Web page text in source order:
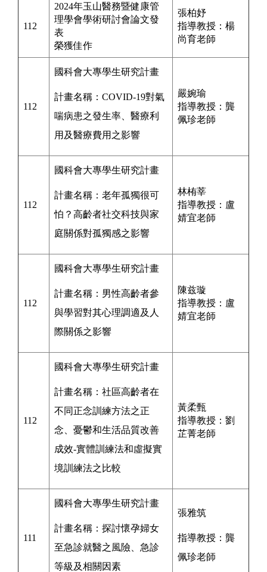
112
2024年玉山醫務暨健康管
理學會學術研討會論文發
表
榮獲佳作
張柏妤
指導教授：楊
尚育老師
112
國科會大專學生研究計畫
計畫名稱：COVID-19對氣
喘病患之發生率、醫療利
用及醫療費用之影響
嚴婉瑜
指導教授：龔
佩珍老師
112
國科會大專學生研究計畫
計畫名稱：老年孤獨很可
怕？高齡者社交科技與家
庭關係對孤獨感之影響
林栯莘
指導教授：盧
婧宜老師
112
國科會大專學生研究計畫
計畫名稱：男性高齡者參
與學習對其心理調適及人
際關係之影響
陳兹璇
指導教授：盧
婧宜老師
112
國科會大專學生研究計畫
計畫名稱：社區高齡者在
不同正念訓練方法之正
念、憂鬱和生活品質改善
成效-實體訓練法和虛擬實
境訓練法之比較
黃柔甄
指導教授：劉
芷菁老師
111
國科會大專學生研究計畫
計畫名稱：探討懷孕婦女
至急診就醫之風險、急診
等級及相關因素
張雅筑
指導教授：龔
佩珍老師